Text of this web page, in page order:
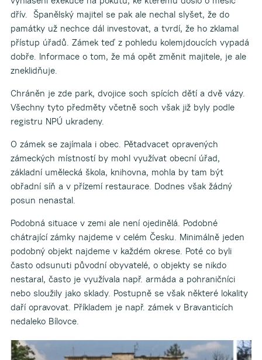
dřív. Španělský majitel se pak ale nechal slyšet, že do
památky už nechce dál investovat, a tvrdí, že ho zklamal
přístup úřadů. Zámek teď z pohledu kolemjdoucích vypadá
dobře. Informace o tom, že má opět změnit majitele, je ale
zneklidňuje.
Chráněn je zde park, dvojice soch spících dětí a dvě vázy.
Všechny tyto předměty včetně soch však již byly podle
registru NPÚ ukradeny.
O zámek se zajímala i obec. Pětadvacet opravených
zámeckých místností by mohl využívat obecní úřad,
základní umělecká škola, knihovna, mohla by tam být
obřadní síň a v přízemí restaurace. Dodnes však žádný
posun nenastal.
Podobná situace v zemi ale není ojedinělá. Podobné
chátrající zámky najdeme v celém Česku. Minimálně jeden
podobný objekt najdeme v každém okrese. Poté co byli
často odsunuti původní obyvatelé, o objekty se nikdo
nestaral, často je využívala např. armáda a pohraničníci
nebo sloužily jako sklady. Postupně se však některé lokality
daří opravovat. Příkladem je např. zámek v Bravanticích
nedaleko Bílovce.